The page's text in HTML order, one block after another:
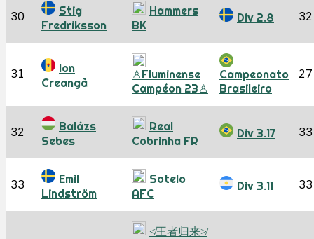
30
Stig
Fredriksson
Hammers
BK
Div 2.8 32
31
Ion
Creangã
♙Fluminense
Campéon 23♙
Campeonato
Brasileiro
27
32
Balázs
Sebes
Real
Cobrinha FR
Div 3.17 33
33
Emil
Lindström
Sotelo
AFC
Div 3.11 33
≮王者归来≯